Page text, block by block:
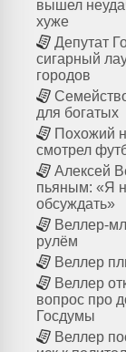
вышел
хуже
Депутат
сигарный
городов
для богатых
Похожий
смотрел
Алексей
пьяным: «Я
обсуждать»
Веллер-
рулём
Веллер
Веллер
вопрос про
Госдумы
Веллер